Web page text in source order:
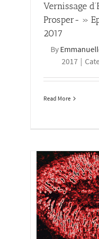
Vernissage
Prosper- »
2017
By
2017 |
Read More